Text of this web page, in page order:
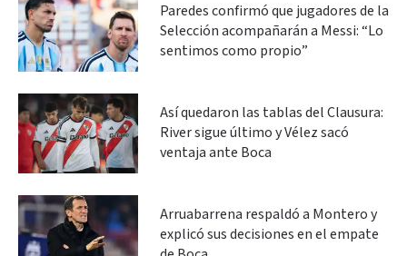
Paredes confirmó que jugadores de la
Selección acompañarán a Messi: “Lo
sentimos como propio”
Así quedaron las tablas del Clausura:
River sigue último y Vélez sacó
ventaja ante Boca
Arruabarrena respaldó a Montero y
explicó sus decisiones en el empate